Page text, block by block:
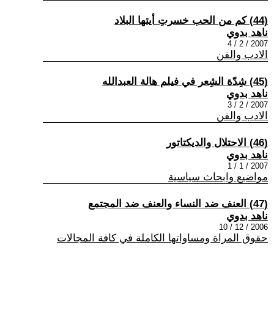
(44) كم من الحب خسرتِ أيتها البلاد
ناهد بدوي
2007 / 2 / 4
الادب والفن
(45) شِدّة الشِعر في فيلم هالة العبدالله
ناهد بدوي
2007 / 2 / 3
الادب والفن
(46) الاحتلال والديكتاتور
ناهد بدوي
2007 / 1 / 1
مواضيع وابحاث سياسية
(47) العنف ضد النساء والعنف ضد المجتمع
ناهد بدوي
2006 / 12 / 10
حقوق المراة ومساواتها الكاملة في كافة المجالات